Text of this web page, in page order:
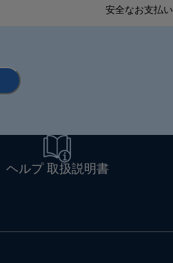
安全なお支払い
ヘルプ 取扱説明書